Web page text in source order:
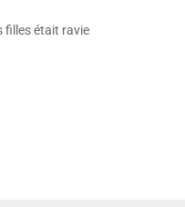
filles était ravie